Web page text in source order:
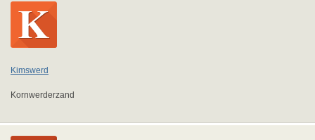
Kimswerd
Kornwerderzand